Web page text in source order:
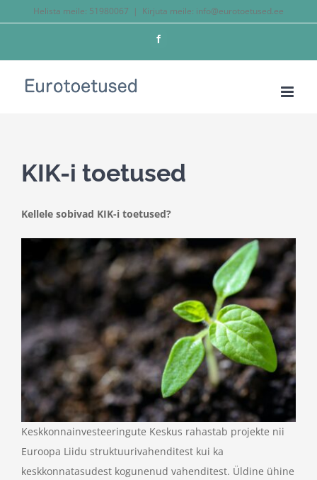
Helista meile: 51980067 | Kirjuta meile: info@eurotoetused.ee
Facebook
KIK-i toetused
Kellele sobivad KIK-i toetused?
Keskkonnainvesteeringute Keskus rahastab projekte nii
Euroopa Liidu struktuurivahenditest kui ka
keskkonnatasudest kogunenud vahenditest. Üldine ühine